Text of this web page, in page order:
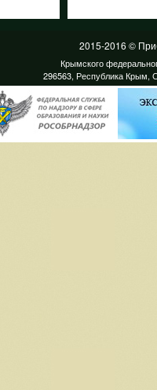
2015-2016 ©
Крымского
296563, Республика Крым,